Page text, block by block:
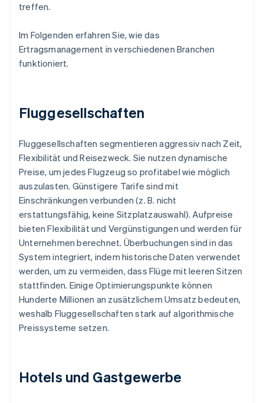
treffen.
Im Folgenden erfahren Sie, wie das
Ertragsmanagement in verschiedenen Branchen
funktioniert.
Fluggesellschaften
Fluggesellschaften segmentieren aggressiv nach Zeit,
Flexibilität und Reisezweck. Sie nutzen dynamische
Preise, um jedes Flugzeug so profitabel wie möglich
auszulasten. Günstigere Tarife sind mit
Einschränkungen verbunden (z. B. nicht
erstattungsfähig, keine Sitzplatzauswahl). Aufpreise
bieten Flexibilität und Vergünstigungen und werden für
Unternehmen berechnet. Überbuchungen sind in das
System integriert, indem historische Daten verwendet
werden, um zu vermeiden, dass Flüge mit leeren Sitzen
stattfinden. Einige Optimierungspunkte können
Hunderte Millionen an zusätzlichem Umsatz bedeuten,
weshalb Fluggesellschaften stark auf algorithmische
Preissysteme setzen.
Hotels und Gastgewerbe